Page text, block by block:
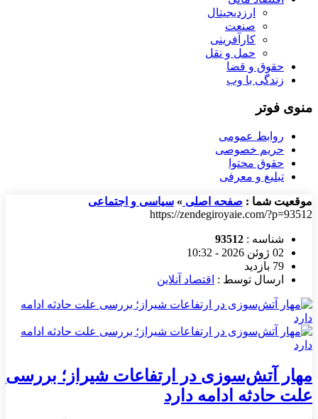
ارزدیجیتال
صنعت
کارآفرینی
حمل و نقل
حقوق و قضا
زندگی با وب
منوی فوتر
روابط عمومی
حریم خصوصی
حقوق محتوا
تبلیغ و معرفی
موقعیت شما : صفحه اصلی » سیاسی و اجتماعی
https://zendegiroyaie.com/?p=93512
شناسه : 93512
02 ژوئن 2026 - 10:32
79 بازدید
ارسال توسط : اقتصاد آنلاین
مهار آتش‌سوزی در ارتفاعات شیراز؛ بررسی
علت حادثه ادامه دارد